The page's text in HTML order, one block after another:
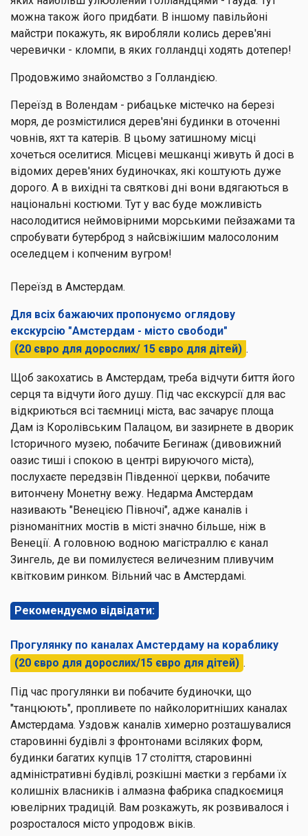
можна також його придбати. В іншому павільйоні
майстри покажуть, як виробляли колись дерев'яні
черевички - кломпи, в яких голландці ходять дотепер!
Продовжимо знайомство з Голландією.
Переїзд в Волендам - рибацьке містечко на березі
моря, де розмістилися дерев'яні будинки в оточенні
човнів, яхт та катерів. В цьому затишному місці
хочеться оселитися. Місцеві мешканці живуть й досі в
відомих дерев'яних будиночках, які коштують дуже
дорого. А в вихідні та святкові дні вони вдягаються в
національні костюми. Тут у вас буде можливість
насолодитися неймовірними морськими пейзажами та
спробувати бутерброд з найсвіжішим малосолоним
оселедцем і копченим вугром!
Переїзд в Амстердам.
Для всіх бажаючих пропонуємо оглядову
екскурсію "Амстердам - місто свободи"
(20 євро для дорослих/ 15 євро для дітей) .
Щоб закохатись в Амстердам, треба відчути биття його
серця та відчути його душу. Під час екскурсії для вас
відкриються всі таємниці міста, вас зачарує площа
Дам із Королівським Палацом, ви зазирнете в дворик
Історичного музею, побачите Бегинаж (дивовижний
оазис тиші і спокою в центрі вируючого міста),
послухаєте передзвін Південної церкви, побачите
витончену Монетну вежу. Недарма Амстердам
називають "Венецією Півночі", адже каналів і
різноманітних мостів в місті значно більше, ніж в
Венеції. А головною водною магістраллю є канал
Зингель, де ви помилуєтеся величезним пливучим
квітковим ринком. Вільний час в Амстердамі.
Рекомендуємо відвідати:
Прогулянку по каналах Амстердаму на кораблику
(20 євро для дорослих/15 євро для дітей) .
Під час прогулянки ви побачите будиночки, що
"танцюють", пропливете по найколоритніших каналах
Амстердама. Уздовж каналів химерно розташувалися
старовинні будівлі з фронтонами всіляких форм,
будинки багатих купців 17 століття, старовинні
адміністративні будівлі, розкішні маєтки з гербами їх
колишніх власників і алмазна фабрика спадкоємиця
ювелірних традицій. Вам розкажуть, як розвивалося і
розросталося місто упродовж віків.